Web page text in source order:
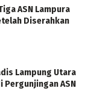
ASN Lampura
Diserahkan
Lampung Utara
Pergunjingan ASN